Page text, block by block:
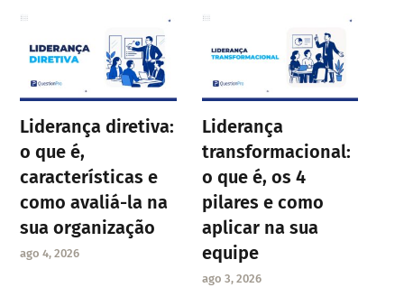
Liderança diretiva:
o que é,
características e
como avaliá-la na
sua organização
ago 4, 2026
Liderança
transformacional:
o que é, os 4
pilares e como
aplicar na sua
equipe
ago 3, 2026